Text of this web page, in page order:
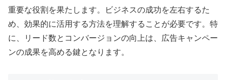
重要な役割を果たします。ビジネスの成功を左右するた
め、効果的に活用する方法を理解することが必要です。特
に、リード数とコンバージョンの向上は、広告キャンペー
ンの成果を高める鍵となります。